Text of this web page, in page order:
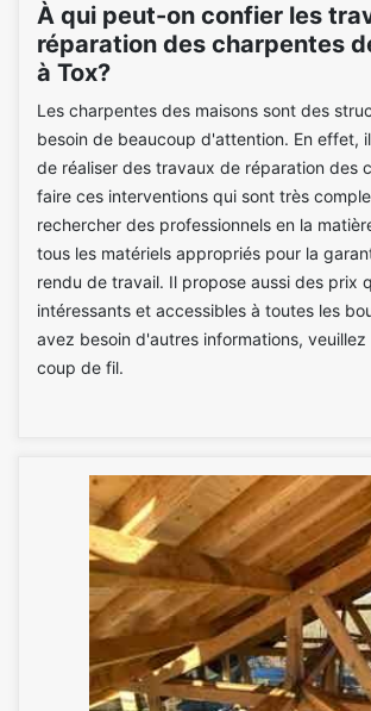
À qui peut-on confier les
réparation des charpentes
à Tox?
Les charpentes des maisons sont des
besoin de beaucoup d'attention. En effet,
de réaliser des travaux de réparation des
faire ces interventions qui sont très
rechercher des professionnels en la
tous les matériels appropriés pour la
rendu de travail. Il propose aussi des prix
intéressants et accessibles à toutes les
avez besoin d'autres informations, veuillez
coup de fil.